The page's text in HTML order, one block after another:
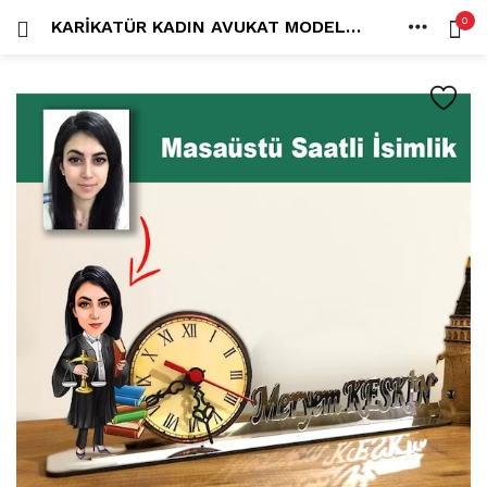
KARIKATÜR KADIN AVUKAT MODEL MASAÜSTÜ SAATLI İSIMLIK MSI17 0
HESAP
Beni hatırla
Şifremi mi kaybettim?
İÇINDE ARA:
Tüm kategoriler
ANLORD (6)
BAYİLİK (1)
HİLALİN RENKLİ DÜNYASI (0)
MK FOTO (1)
Kampanyalı Ürünler (13)
Karikatür Anahtarlık (14)
Karikatür Erkek Anahtarlık (14)
Karikatür Biblo (289)
Karikatür Aile Biblo (2)
Karikatür Erkek Biblo (127)
Karikatür Kadın Biblo (71)
Karikatür Sevgili Biblo (89)